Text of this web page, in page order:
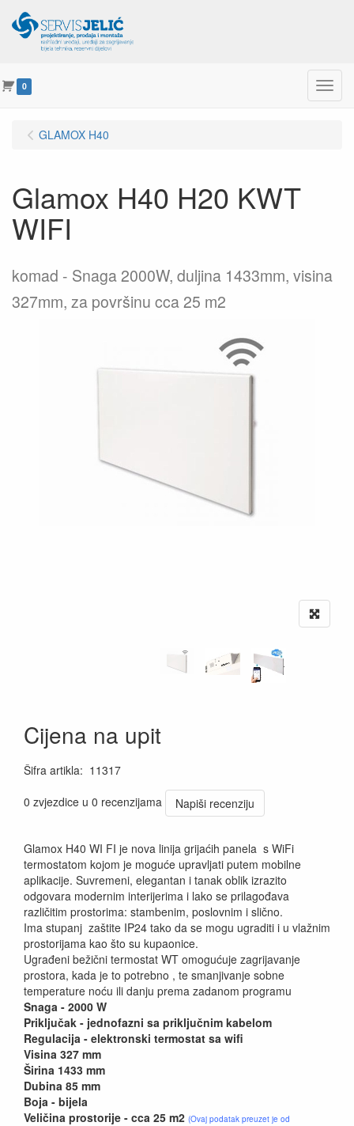
0 Menu
GLAMOX H40
Glamox H40 H20 KWT
WIFI
komad
Snaga 2000W, duljina 1433mm, visina
327mm, za površinu cca 25 m2
Cijena na upit
Šifra artikla: 11317
0 zvjezdice u 0 recenzijama
Napiši recenziju
Glamox H40 WI FI je nova linija grijaćih panela s WiFi
termostatom kojom je moguće upravljati putem mobilne
aplikacije. Suvremeni, elegantan i tanak oblik izrazito
odgovara modernim interijerima i lako se prilagođava
različitim prostorima: stambenim, poslovnim i slično.
Ima stupanj zaštite IP24 tako da se mogu ugraditi i u vlažnim
prostorijama kao što su kupaonice.
Ugrađeni bežični termostat WT omogućuje zagrijavanje
prostora, kada je to potrebno , te smanjivanje sobne
temperature noću ili danju prema zadanom programu
Snaga - 2000 W
Priključak - jednofazni sa priključnim kabelom
Regulacija - elektronski termostat sa wifi
Visina 327 mm
Širina 1433 mm
Dubina 85 mm
Boja - bijela
Veličina prostorije - cca 25 m2 (Ovaj podatak preuzet je od